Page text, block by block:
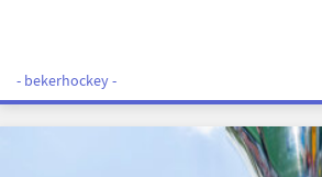
- bekerhockey -